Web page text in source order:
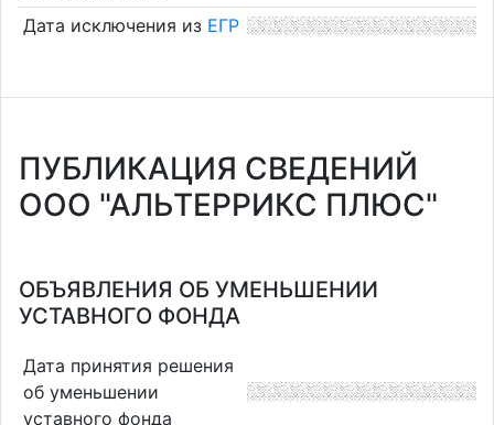
Дата исключения из ЕГР
ПУБЛИКАЦИЯ СВЕДЕНИЙ
ООО "АЛЬТЕРРИКС ПЛЮС"
ОБЪЯВЛЕНИЯ ОБ УМЕНЬШЕНИИ
УСТАВНОГО ФОНДА
Дата принятия решения
об уменьшении
уставного фонда